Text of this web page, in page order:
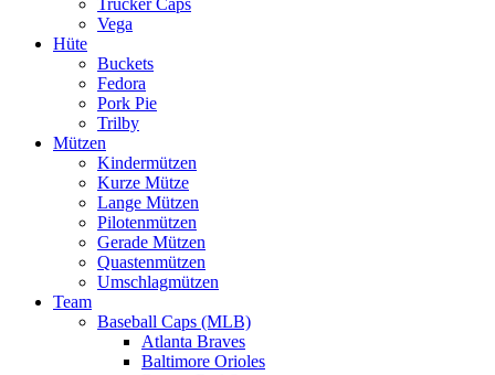
Trucker Caps
Vega
Hüte
Buckets
Fedora
Pork Pie
Trilby
Mützen
Kindermützen
Kurze Mütze
Lange Mützen
Pilotenmützen
Gerade Mützen
Quastenmützen
Umschlagmützen
Team
Baseball Caps (MLB)
Atlanta Braves
Baltimore Orioles